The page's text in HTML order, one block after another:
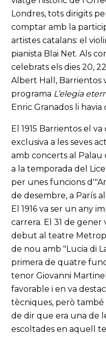
Londres, tots dirigits
comptar amb la
artistes catalans: el
pianista Blai Net. Als
celebrats els dies 20,
Albert Hall, Barrientos
programa L’elegia
Enric Granados li havia
El 1915 Barrientos el
exclusiva a les seves
amb concerts al Palau
a la temporada del
per unes funcions
de desembre, a París
El 1916 va ser un any
carrera. El 31 de
debut al teatre
de nou amb "Lucia di
primera de quatre
tenor Giovanni
favorable i en va
tècniques, però també
de dir que era una de
escoltades en aquell